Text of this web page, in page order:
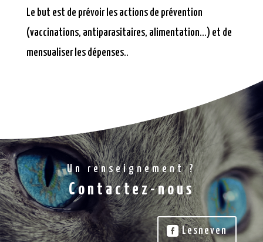
Le but est de prévoir les actions de prévention
(vaccinations, antiparasitaires, alimentation…) et de
mensualiser les dépenses..
Un renseignement ?
Contactez-nous
Lesneven